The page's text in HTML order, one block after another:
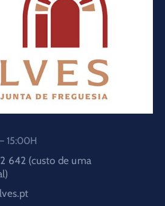
15:00H
642 (custo de uma